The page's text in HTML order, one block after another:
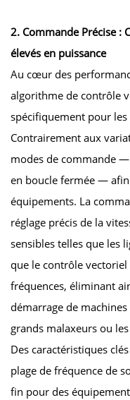
2. Commande Précise :
élevés en puissance
Au cœur des
algorithme de contrôle
spécifiquement pour
Contrairement aux
modes de commande
en boucle fermée —
équipements. La
réglage précis de la
sensibles telles que les
que le contrôle vectoriel
fréquences, éliminant
démarrage de
grands malaxeurs ou
Des caractéristiques
plage de fréquence de
fin pour des